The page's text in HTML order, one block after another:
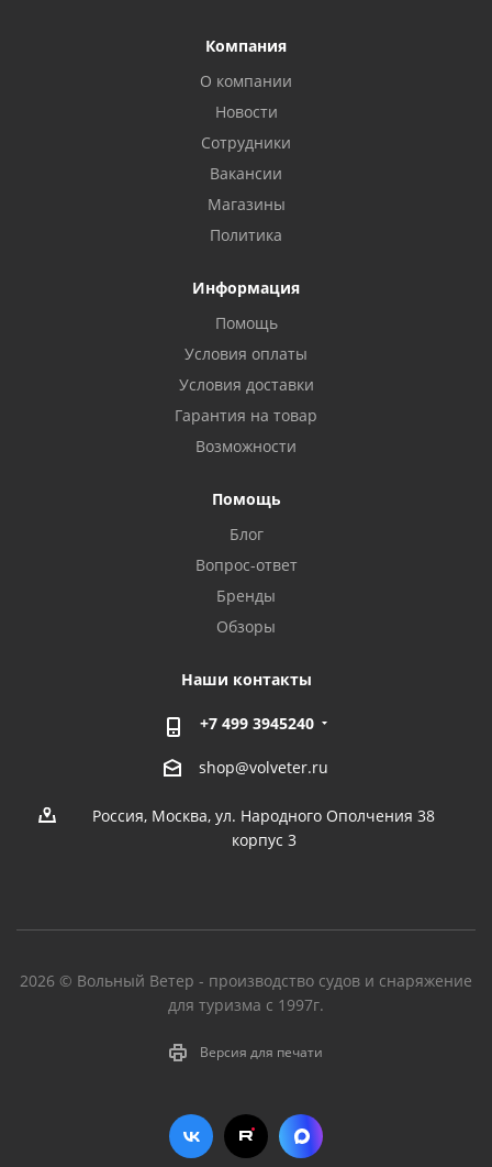
Компания
О компании
Новости
Сотрудники
Вакансии
Магазины
Политика
Информация
Помощь
Условия оплаты
Условия доставки
Гарантия на товар
Возможности
Помощь
Блог
Вопрос-ответ
Бренды
Обзоры
Наши контакты
+7 499 3945240
shop@volveter.ru
Россия, Москва, ул. Народного Ополчения 38
корпус 3
2026 © Вольный Ветер - производство судов и снаряжение
для туризма с 1997г.
Версия для печати